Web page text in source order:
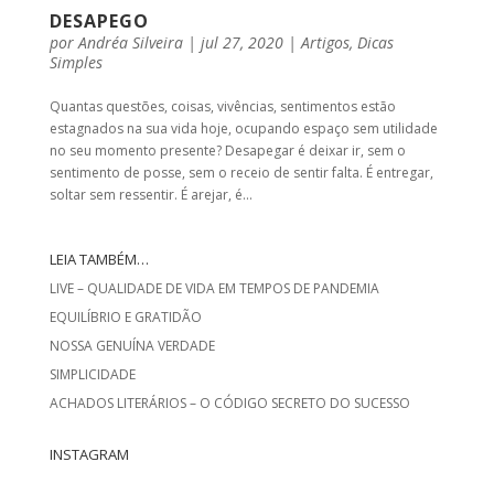
DESAPEGO
porAndréa Silveira| jul 27, 2020|Artigos, Dicas
Simples
Quantas questões, coisas, vivências, sentimentos estão
estagnados na sua vida hoje, ocupando espaço sem utilidade
no seu momento presente? Desapegar é deixar ir, sem o
sentimento de posse, sem o receio de sentir falta. É entregar,
soltar sem ressentir. É arejar, é...
LEIA TAMBÉM…
LIVE – QUALIDADE DE VIDA EM TEMPOS DE PANDEMIA
EQUILÍBRIO E GRATIDÃO
NOSSA GENUÍNA VERDADE
SIMPLICIDADE
ACHADOS LITERÁRIOS – O CÓDIGO SECRETO DO SUCESSO
INSTAGRAM